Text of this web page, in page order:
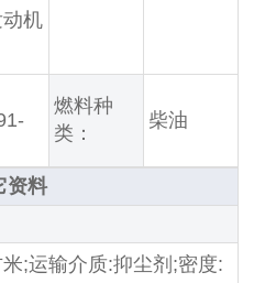
机
燃料种
类：
柴油
资料
;运输介质:抑尘剂;密度: